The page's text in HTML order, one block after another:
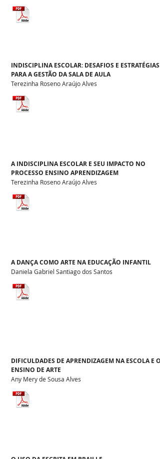
Terezinha Roseno Araújo Alves
INDISCIPLINA ESCOLAR: DESAFIOS E ESTRATÉGIAS
PARA A GESTÃO DA SALA DE AULA
Terezinha Roseno Araújo Alves
A INDISCIPLINA ESCOLAR E SEU IMPACTO NO
PROCESSO ENSINO APRENDIZAGEM
Daniela Gabriel Santiago dos Santos
A DANÇA COMO ARTE NA EDUCAÇÃO INFANTIL
Any Mery de Sousa Alves
DIFICULDADES DE APRENDIZAGEM NA ESCOLA E O
ENSINO DE ARTE